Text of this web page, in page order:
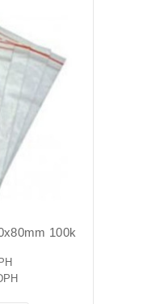
100ks